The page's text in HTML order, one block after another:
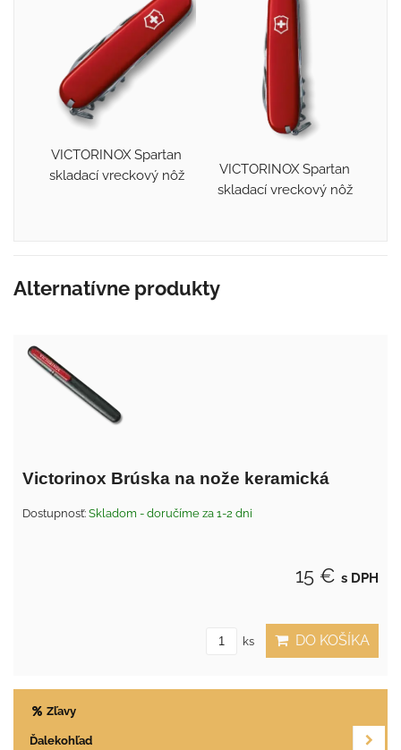
VICTORINOX Spartan
skladací vreckový nôž
VICTORINOX Spartan
skladací vreckový nôž
Alternatívne produkty
Victorinox Brúska na nože keramická
Dostupnosť: Skladom - doručíme za 1-2 dni
15 € s DPH
ks DO KOŠÍKA
Zľavy
Ďalekohľad